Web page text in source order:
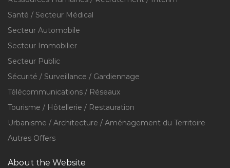
Santé / Secteur Médical
Secteur Automobile
Secteur Immobilier
Secteur Public
Sécurité / Surveillance / Gardiennage
Télécommunications / Réseaux
Tourisme / Hôtellerie / Restauration
Urbanisme / Architecture / Aménagement du Territoire
Autres Offers
About the Website